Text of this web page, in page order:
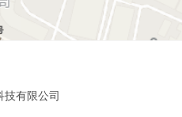
技有限公司